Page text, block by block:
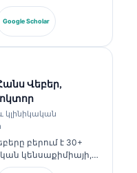
վերլուծության
տարվա փորձով։ Նա
հավաստագրեր
վերաբերյալ՝
Google Scholar
Վեբեր,
կլինիկական
բերում է 30+
կենսաքիմիայի,
և բիոմարկերների